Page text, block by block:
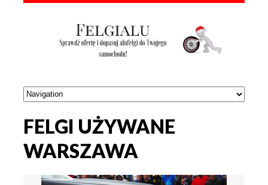
FELGI UŻYWANE
WARSZAWA